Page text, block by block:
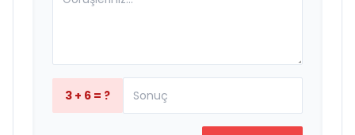
3 + 6 = ?